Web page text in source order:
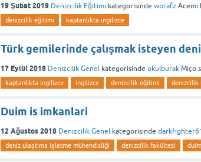
19 Şubat 2019 Denizcilik Eğitimi kategorisinde worafz Acemi
denizcilik eğitimi kaptanlıkta ingilizce
Türk gemilerinde çalışmak isteyen
17 Eylül 2018 Denizcilik Genel kategorisinde okulburak Miço
kaptanlıkta ingilizce ingilizce denizcilik eğitimi denizcilik
Duim is imkanlari
12 Ağustos 2018 Denizcilik Genel kategorisinde
deniz ulaştıma işletme mühendisliği denizcilik fakültesi